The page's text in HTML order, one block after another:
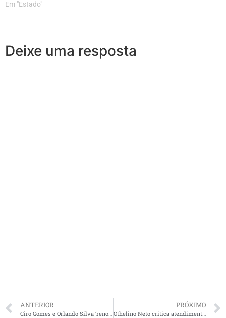
Em "Estado"
Deixe uma resposta
ANTERIOR PRÓXIMO
Othelino Neto critica atendimento nos ferryboats